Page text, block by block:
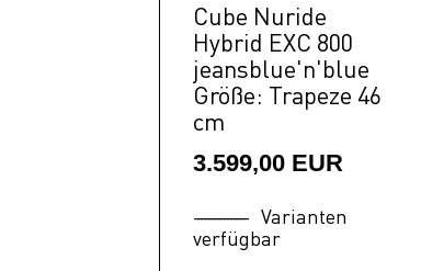
Cube Nuride
Hybrid EXC 800
jeansblue'n'blue
Größe: Trapeze 46
cm
3.599,00 EUR
Varianten
verfügbar